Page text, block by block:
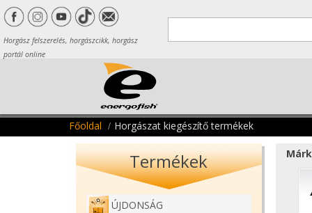
Horgász felszerelés, horgászcikk, horgász
portál online
Főoldal Horgászat kiegészítő termékek
Termékek
ÚJDONSÁG